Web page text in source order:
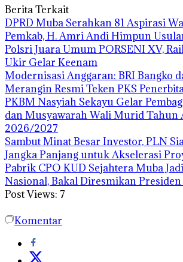
Berita Terkait
DPRD Muba Serahkan 81 Aspirasi
Pemkab, H. Amri Andi Himpun
Polsri Juara Umum PORSENI XV,
Ukir Gelar Keenam
Modernisasi Anggaran: BRI Bangko
Merangin Resmi Teken PKS
PKBM Nasyiah Sekayu Gelar
dan Musyawarah Wali Murid Tahun
2026/2027
Sambut Minat Besar Investor, PLN
Jangka Panjang untuk Akselerasi
Pabrik CPO KUD Sejahtera Muba
Nasional, Bakal Diresmikan
Post Views: 7
Komentar